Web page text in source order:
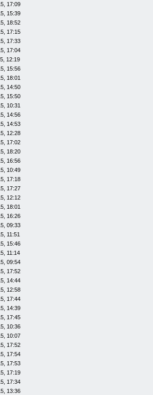
17:09
15:39
18:52
17:15
17:33
17:04
12:19
15:56
18:01
14:50
15:50
10:31
14:56
14:53
12:28
17:02
18:20
16:56
10:49
17:18
17:27
12:12
18:01
16:26
09:33
11:51
15:46
11:14
09:54
17:52
14:44
12:58
17:44
14:39
17:45
10:36
10:07
17:52
17:54
17:53
17:19
17:34
13:36